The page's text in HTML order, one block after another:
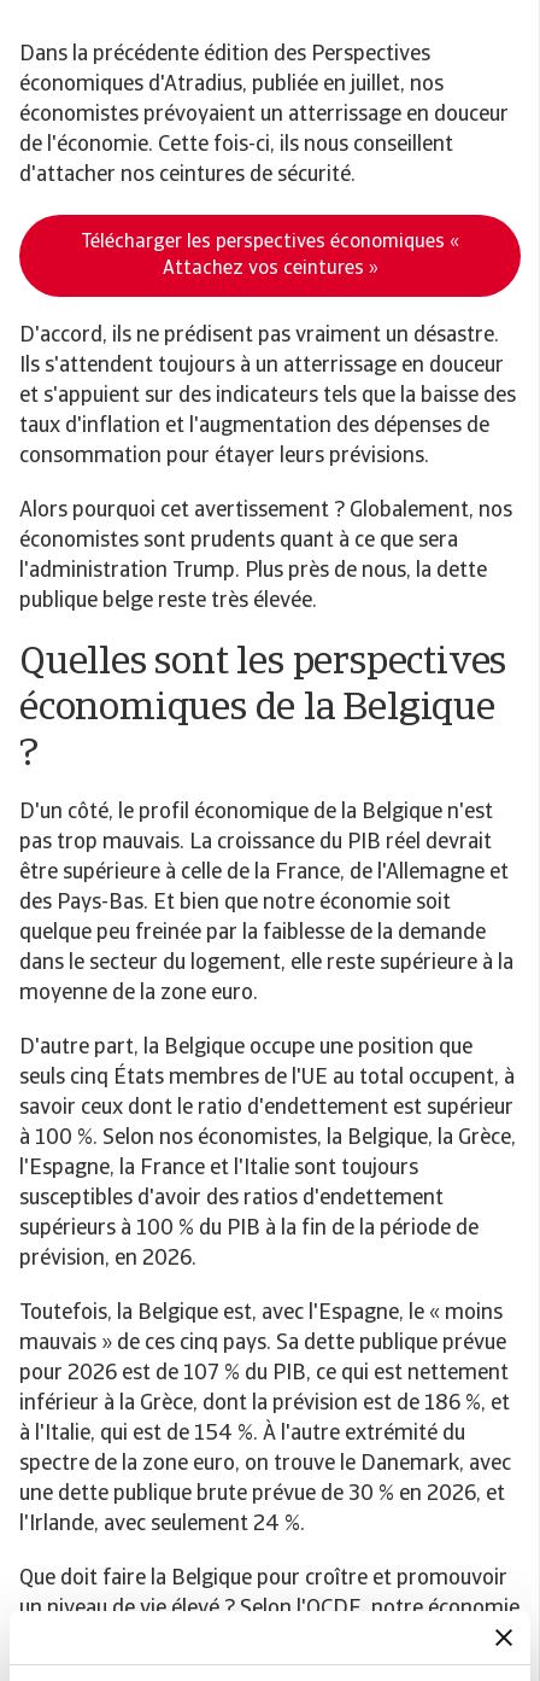
Dans la précédente édition des Perspectives
économiques d'Atradius, publiée en juillet, nos
économistes prévoyaient un atterrissage en douceur
de l'économie. Cette fois-ci, ils nous conseillent
d'attacher nos ceintures de sécurité.
Télécharger les perspectives économiques «
Attachez vos ceintures »
D'accord, ils ne prédisent pas vraiment un désastre.
Ils s'attendent toujours à un atterrissage en douceur
et s'appuient sur des indicateurs tels que la baisse des
taux d'inflation et l'augmentation des dépenses de
consommation pour étayer leurs prévisions.
Alors pourquoi cet avertissement ? Globalement, nos
économistes sont prudents quant à ce que sera
l'administration Trump. Plus près de nous, la dette
publique belge reste très élevée.
Quelles sont les perspectives
économiques de la Belgique
?
D'un côté, le profil économique de la Belgique n'est
pas trop mauvais. La croissance du PIB réel devrait
être supérieure à celle de la France, de l'Allemagne et
des Pays-Bas. Et bien que notre économie soit
quelque peu freinée par la faiblesse de la demande
dans le secteur du logement, elle reste supérieure à la
moyenne de la zone euro.
D'autre part, la Belgique occupe une position que
seuls cinq États membres de l'UE au total occupent, à
savoir ceux dont le ratio d'endettement est supérieur
à 100 %. Selon nos économistes, la Belgique, la Grèce,
l'Espagne, la France et l'Italie sont toujours
susceptibles d'avoir des ratios d'endettement
supérieurs à 100 % du PIB à la fin de la période de
prévision, en 2026.
Toutefois, la Belgique est, avec l'Espagne, le « moins
mauvais » de ces cinq pays. Sa dette publique prévue
pour 2026 est de 107 % du PIB, ce qui est nettement
inférieur à la Grèce, dont la prévision est de 186 %, et
à l'Italie, qui est de 154 %. À l'autre extrémité du
spectre de la zone euro, on trouve le Danemark, avec
une dette publique brute prévue de 30 % en 2026, et
l'Irlande, avec seulement 24 %.
Que doit faire la Belgique pour croître et promouvoir
un niveau de vie élevé ? Selon l'OCDE, notre économie
bénéficierait d'une réduction des dépenses publiques,
d'une augmentation du nombre de personnes